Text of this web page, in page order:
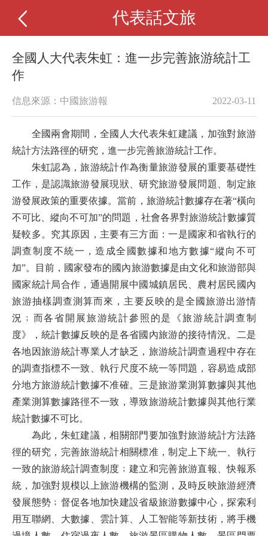
代表話文旅
全國人大代表朱虹：進一步完善旅游統計工
作
信息來源：中國旅游報 2022-03-11
全國兩會期間，全國人大代表朱虹建議，加強對旅游
統計方法路徑的研究，進一步完善旅游統計工作。
朱虹認為，旅游統計作為衡量旅游發展的重要基礎性
工作，是認識旅游發展現狀、研究旅游發展問題、制定旅
游發展政策的重要依據。當前，旅游統計數據存在著“橫向
不可比、縱向不可加”的問題，社會各界對旅游統計數據質
疑較多。究其原因，主要有三方面：一是國家和省執行的
調查制度不統一，造成全國數據和地方數據“縱向不可
加”。目前，國家發布的國內旅游數據是由文化和旅游部與
國家統計局合作，通過開展中國城鎮居民、農村居民國內
旅游抽樣調查測算而來，主要反映的是全國旅游出游情
況﹔而各省開展旅游統計參照的是《旅游統計調查制
度》，統計數據反映的是各省國內旅游的接待情況。二是
各地因旅游統計專業人才缺乏，旅游統計調查過程中存在
的調查指標不一致、執行尺度不統一等問題，容易造成部
分地方旅游統計數據不准確。三是旅游業測算數據與其他
產業測算數據路徑不一致，導致旅游統計數據與其他行業
統計數據不可比。
為此，朱虹建議，相關部門要加強對旅游統計方法路
徑的研究，完善旅游統計相關標准，制定上下統一、執行
一致的旅游統計調查制度﹔建立和完善旅游直報、快報系
統，加強對規模以上旅游機構的監測，及時反映旅游經濟
發展態勢﹔督促各地加快建設省級旅游數據中心，探索利
用互聯網、大數據、雲計算、人工智能等新技術，將手機